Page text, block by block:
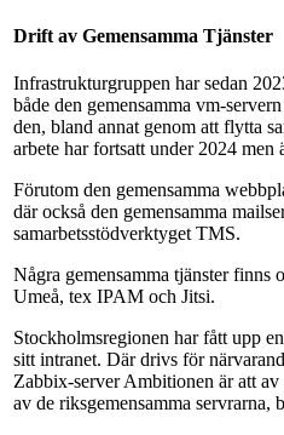
Drift av Gemensamma Tjänster
Infrastrukturgruppen har sedan
både den gemensamma vm-
den, bland annat genom att flytta
arbete har fortsatt under 2024
Förutom den gemensamma
där också den gemensamma
samarbetsstödverktyget TMS.
Några gemensamma tjänster finns
Umeå, tex IPAM och Jitsi.
Stockholmsregionen har fått upp
sitt intranet. Där drivs för
Zabbix-server Ambitionen är att
av de riksgemensamma